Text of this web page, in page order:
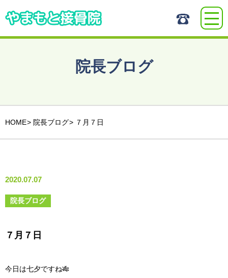
院長ブログ
HOME 院長ブログ ７月７日
2020.07.07
院長ブログ
７月７日
今日は七夕ですね🎋